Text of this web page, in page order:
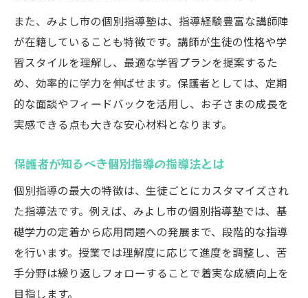
また、みよし市の個別指導塾は、指導経験豊富な講師陣
が在籍していることも特徴です。講師が生徒の性格や学
習スタイルを理解し、最適な学習プランを提案するた
め、効率的に学力を伸ばせます。保護者としては、定期
的な面談やフィードバックを活用し、お子さまの成長を
実感できる点も大きな安心材料となります。
保護者が知るべき個別指導の指導法とは
個別指導の最大の特徴は、生徒ごとにカスタマイズされ
た指導法です。例えば、みよし市の個別指導塾では、基
礎学力の定着から応用問題への発展まで、段階的な指導
を行います。授業では理解度に応じて進度を調整し、苦
手分野は繰り返しフォローすることで着実な成績向上を
目指します。